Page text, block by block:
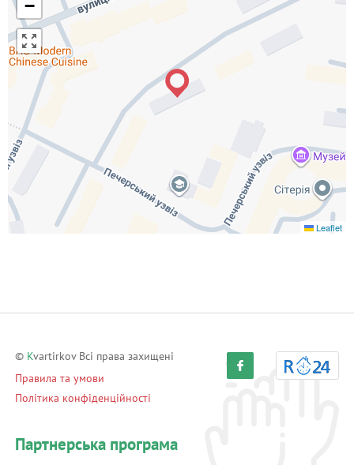
−
Leaflet
© Kvartirkov Всі права захищені
Правила та умови
Політика конфіденційності
Партнерська програма